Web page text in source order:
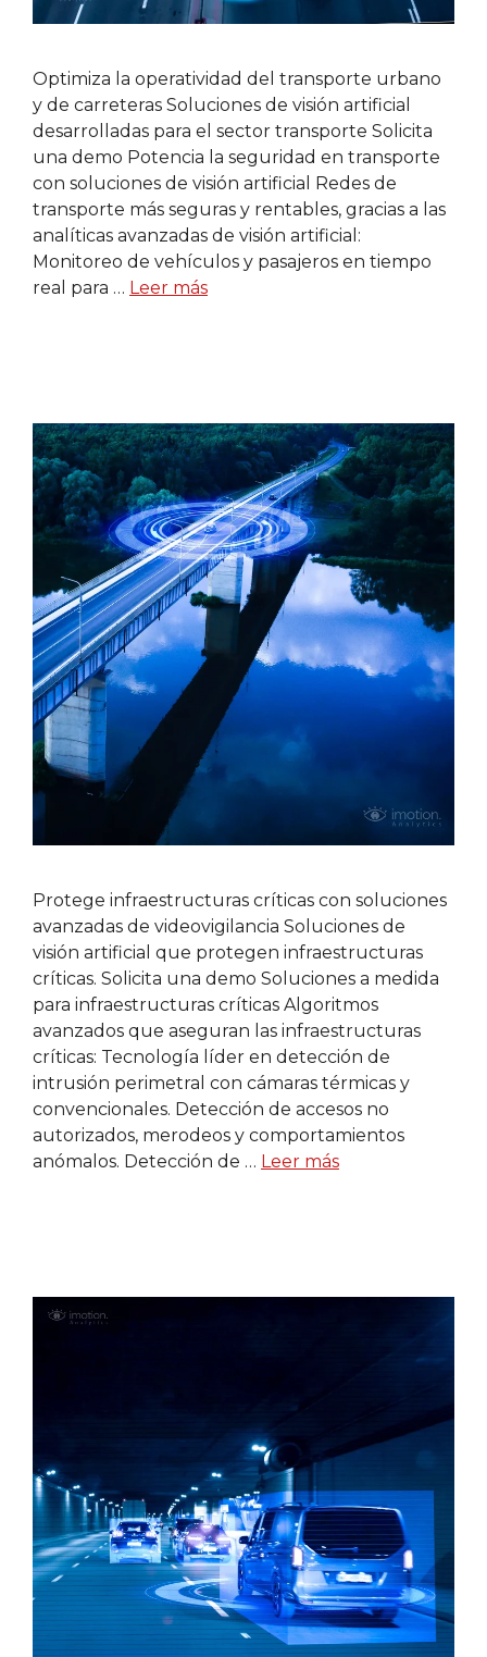
Optimiza la operatividad del transporte urbano
y de carreteras Soluciones de visión artificial
desarrolladas para el sector transporte Solicita
una demo Potencia la seguridad en transporte
con soluciones de visión artificial Redes de
transporte más seguras y rentables, gracias a las
analíticas avanzadas de visión artificial:
Monitoreo de vehículos y pasajeros en tiempo
real para … Leer más
Protege infraestructuras críticas con soluciones
avanzadas de videovigilancia Soluciones de
visión artificial que protegen infraestructuras
críticas. Solicita una demo Soluciones a medida
para infraestructuras críticas Algoritmos
avanzados que aseguran las infraestructuras
críticas: Tecnología líder en detección de
intrusión perimetral con cámaras térmicas y
convencionales. Detección de accesos no
autorizados, merodeos y comportamientos
anómalos. Detección de … Leer más